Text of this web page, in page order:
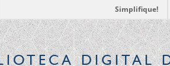
Simplifique!
DIGITAL